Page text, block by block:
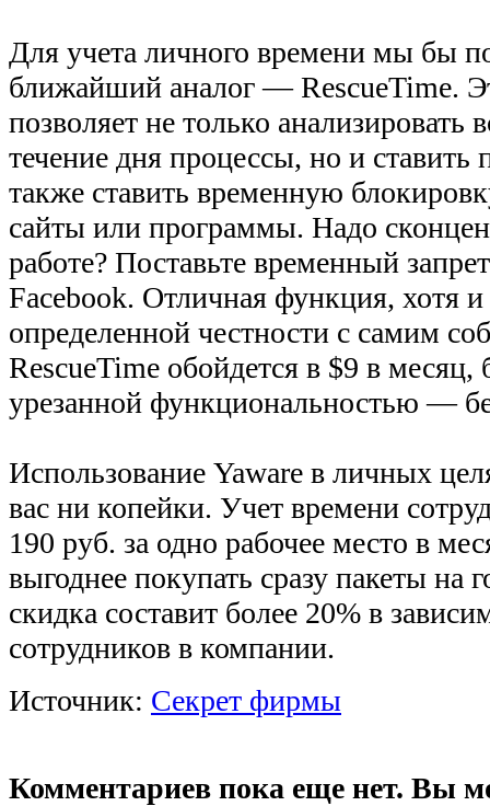
Для учета личного времени мы бы
ближайший аналог — RescueTime.
позволяет не только
течение дня процессы, но и ставить
также ставить временную
сайты или программы. Надо
работе? Поставьте временный
Facebook. Отличная функция, хотя и
определенной честности с самим
RescueTime обойдется в $9 в месяц,
урезанной функциональностью —
Использование Yaware в личных
вас ни копейки. Учет времени
190 руб. за одно рабочее место в
выгоднее покупать сразу пакеты на
скидка составит более 20% в
сотрудников в компании.
Источник: Секрет фирмы
Комментариев пока еще нет. Вы